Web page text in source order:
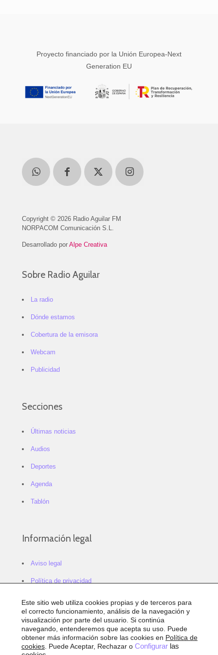
Proyecto financiado por la Unión Europea-Next
Generation EU
Copyright © 2026 Radio Aguilar FM
NORPACOM Comunicación S.L.
Desarrollado por Alpe Creativa
Sobre Radio Aguilar
La radio
Dónde estamos
Cobertura de la emisora
Webcam
Publicidad
Secciones
Últimas noticias
Audios
Deportes
Agenda
Tablón
Información legal
Aviso legal
Política de privacidad
Política de cookies
Configurar cookies
Sitemap
Accesibilidad
Este sitio web utiliza cookies propias y de terceros para
el correcto funcionamiento, análisis de la navegación y
visualización por parte del usuario. Si continúa
navegando, entenderemos que acepta su uso. Puede
obtener más información sobre las cookies en Política de
cookies . Puede Aceptar, Rechazar o Configurar las